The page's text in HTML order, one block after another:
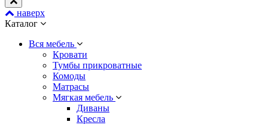
наверх
Каталог
Вся мебель
Кровати
Тумбы прикроватные
Комоды
Матрасы
Мягкая мебель
Диваны
Кресла